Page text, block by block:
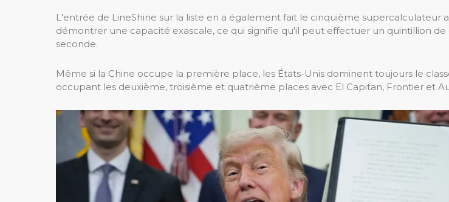
L'entrée de LineShine sur la liste en a également fait le cinquième supercalculateur
démontrer une capacité exascale, ce qui signifie qu'il peut effectuer un quintillion de
seconde.
Même si la Chine occupe la première place, les États-Unis dominent toujours le
occupant les deuxième, troisième et quatrième places avec El Capitan, Frontier et